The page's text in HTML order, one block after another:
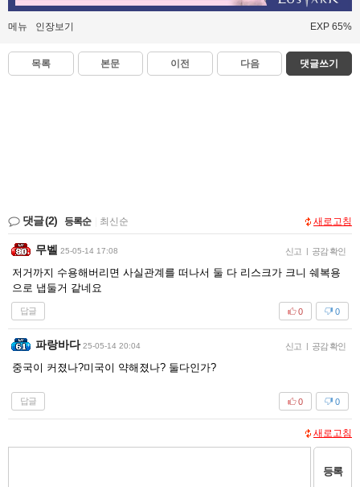
메뉴 인장보기 EXP 65%
목록 본문 이전 다음 댓글쓰기
댓글(2) 등록순 최신순 새로고침
무벨 25-05-14 17:08 신고 공감 확인
저거까지 수용해버리면 사실관계를 떠나서 둘 다 리스크가 크니 쉐복용
으로 냅둘거 같네요
답글 0
0
파랑바다 25-05-14 20:04 신고 공감 확인
중국이 커졌나?미국이 약해졌나? 둘다인가?
답글 0
0
새로고침
등록